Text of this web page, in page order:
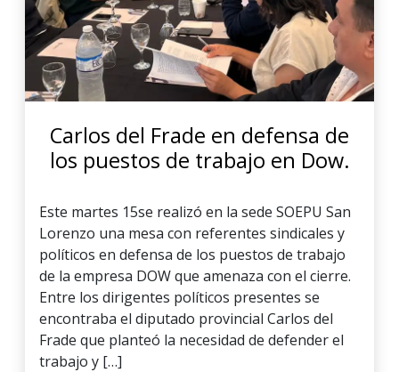
Carlos del Frade en defensa de
los puestos de trabajo en Dow.
Este martes 15se realizó en la sede SOEPU San
Lorenzo una mesa con referentes sindicales y
políticos en defensa de los puestos de trabajo
de la empresa DOW que amenaza con el cierre.
Entre los dirigentes políticos presentes se
encontraba el diputado provincial Carlos del
Frade que planteó la necesidad de defender el
trabajo y […]